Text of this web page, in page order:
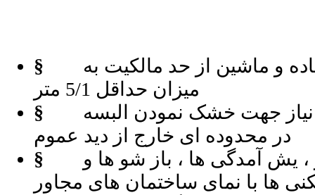
§ و ماشین از حد مالکیت به
میزان حداقل 5/1 متر
§ جهت خشک نمودن البسه
در محدوده ای خارج از دید عموم
§ یش آمدگی ها ، باز شو ها و
ها با نمای ساختمان های مجاور